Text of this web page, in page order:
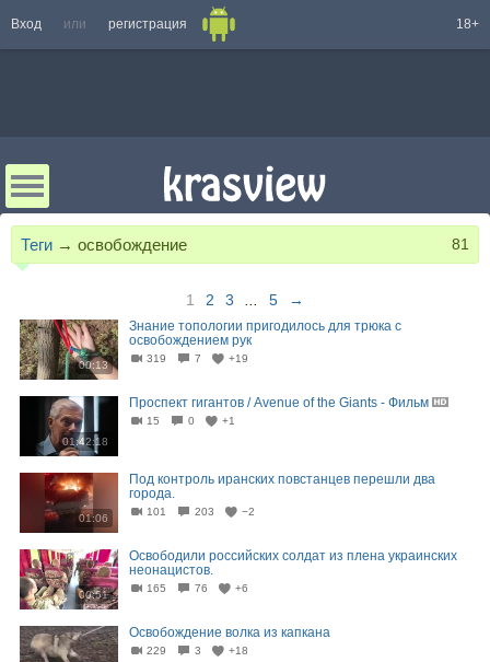
Вход или регистрация 18+
Теги → освобождение 81
1 2 3 5 →
00:13
Знание топологии пригодилось для трюка с
освобождением рук
319 7 +19
01:42:18
Проспект гигантов / Avenue of the Giants - Фильм
15 0 +1
01:06
Под контроль иранских повстанцев перешли два
города.
101 203 −2
00:51
Освободили российских солдат из плена украинских
неонацистов.
165 76 +6
Освобождение волка из капкана
229 3 +18